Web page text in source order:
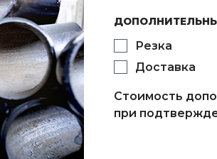
Резка
Доставка
Стоимость
при